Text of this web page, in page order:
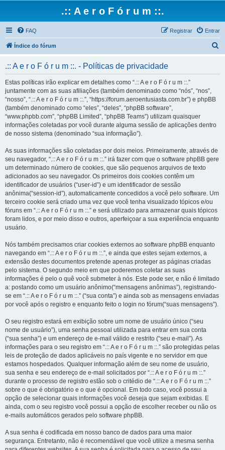
.:: A e r o F ó r u m ::.
FAQ Entrar
Registrar
Índice do fórum
.:: A e r o F ó r u m ::. - Políticas de privacidade
Estas políticas irão explicar em detalhes como “.:: A e r o F ó r u m ::.”
juntamente com as suas afiliações (também denominado como “nós”, “nos”,
“nosso”, “.:: A e r o F ó r u m ::.”, “https://forum.aeroentusiasta.com.br”) e phpBB
(também denominado como “eles”, “deles”, “phpBB software”,
“www.phpbb.com”, “phpBB Limited”, “phpBB Teams”) utilizam quaisquer
informações coletadas por você durante alguma sessão de aplicações dentro
de nosso sistema (denominado “sua informação”).
As suas informações são coletadas por dois meios. Primeiramente, através de
seu navegador, “.:: A e r o F ó r u m ::.” irá fazer com que o software phpBB gere
um determinado número de cookies, que são pequenos arquivos de texto
adicionados ao seu navegador. Os primeiros dois cookies contêm um
identificador de usuários (“user-id”) e um identificador de sessão
anônima(“session-id”), automaticamente concedidos a você pelo software. Um
terceiro cookie será criado uma vez que você tenha visualizado tópicos e/ou
fóruns em “.:: A e r o F ó r u m ::.” e será utilizado para armazenar quais tópicos
foram lidos, e por meio disso e outros, aperfeiçoar a sua experiência enquanto
usuário.
Nós também precisamos criar cookies externos ao software phpBB enquanto
navegando em “.:: A e r o F ó r u m ::.”, e ainda que estes sejam externos, a
extensão destes documentos pretende apenas proteger as páginas criadas
pelo sistema. O segundo meio em que poderemos coletar as suas
informações é pelo o quê você submeter à nós. Este pode ser, e não é limitado
a: postando como um usuário anônimo(“mensagens anônimas”), registrando-
se em “.:: A e r o F ó r u m ::.” (“sua conta”) e ainda sob as mensagens enviadas
por você após o registro e enquanto feito o login no fórum(“suas mensagens”).
O seu registro estará em exibição sobre um nome de usuário único (“seu
nome de usuário”), uma senha pessoal utilizada para entrar em sua conta
(“sua senha”) e um endereço de e-mail válido e restrito (“seu e-mail”). As
informações para o seu registro em “.:: A e r o F ó r u m ::.” são protegidas pelas
leis de proteção de dados aplicáveis no país vigente e no servidor em que
estamos hospedados. Qualquer informação além de seu nome de usuário,
sua senha e seu endereço de e-mail solicitados por “.:: A e r o F ó r u m ::.”
durante o processo de registro estão sob o critédio de “.:: A e r o F ó r u m ::.”
sobre o que é obrigatório e o que é opcional. Em todo caso, você possui a
opção de selecionar quais informações você deseja que sejam exibidas. E
ainda, com o seu registro você possui a opção de escolher receber ou não os
e-mails automáticos gerados pelo software phpBB.
A sua senha é codificada em nosso banco de dados para uma maior
segurança. Entretanto, não é recomendável que você utilize a mesma senha